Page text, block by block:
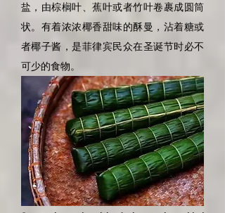
盐，由棕榈叶、蕉叶或者竹叶卷裹成圆筒
状。有着浓浓椰香甜味的酥曼，沾着糖或
者椰子酱，是菲律宾民众在圣诞节时必不
可少的食物。